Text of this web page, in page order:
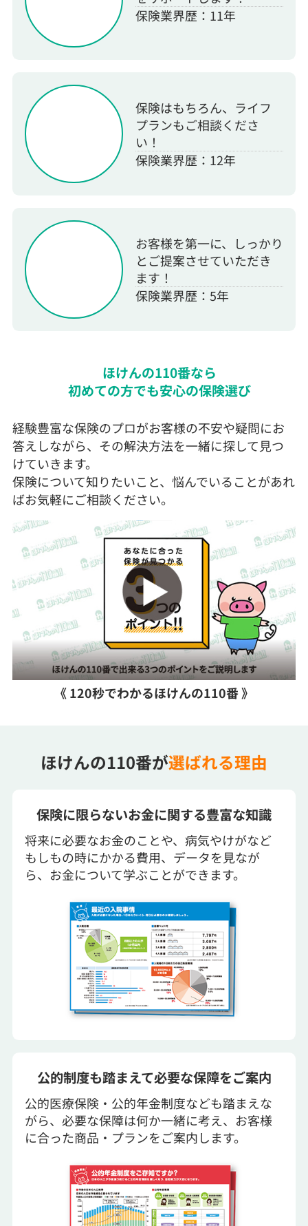
保険業界歴：11年
保険はもちろん、ライフ
プランもご相談くださ
い！
保険業界歴：12年
お客様を第一に、しっかり
とご提案させていただき
ます！
保険業界歴：5年
ほけんの110番なら
初めての方でも安心の保険選び
《 120秒でわかるほけんの110番 》
経験豊富な保険のプロがお客様の不安や疑問にお
答えしながら、その解決方法を一緒に探して見つ
けていきます。
保険について知りたいこと、悩んでいることがあれ
ばお気軽にご相談ください。
ほけんの110番が選ばれる理由
将来に必要なお金のことや、病気やけがなど
もしもの時にかかる費用、データを見なが
ら、お金について学ぶことができます。
保険に限らないお金に関する豊富な知識
公的医療保険・公的年金制度なども踏まえな
がら、必要な保障は何か一緒に考え、お客様
に合った商品・プランをご案内します。
公的制度も踏まえて必要な保障をご案内